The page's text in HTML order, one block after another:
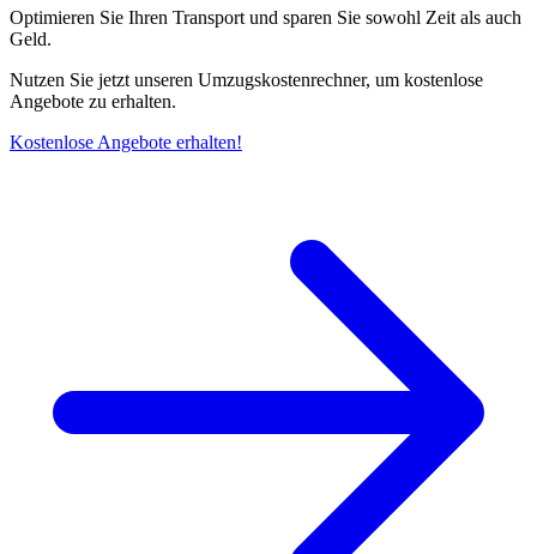
Optimieren Sie Ihren Transport und sparen Sie sowohl Zeit als auch
Geld.
Nutzen Sie jetzt unseren Umzugskostenrechner, um kostenlose
Angebote zu erhalten.
Kostenlose Angebote erhalten!